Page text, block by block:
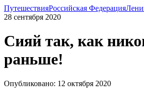
ПутешествияРоссийская Федерация
28 сентября 2020
Сияй так, как
раньше!
Опубликовано: 12 октября 2020